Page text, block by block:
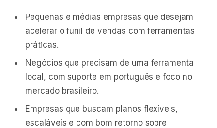
Pequenas e médias empresas que desejam
acelerar o funil de vendas com ferramentas
práticas.
Negócios que precisam de uma ferramenta
local, com suporte em português e foco no
mercado brasileiro.
Empresas que buscam planos flexíveis,
escaláveis e com bom retorno sobre